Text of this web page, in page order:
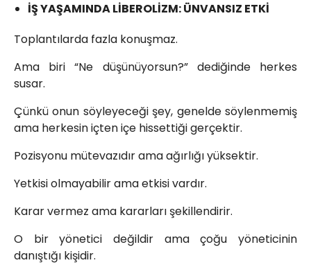
İŞ YAŞAMINDA LİBEROLİZM: ÜNVANSIZ ETKİ
Toplantılarda fazla konuşmaz.
Ama biri “Ne düşünüyorsun?” dediğinde herkes
susar.
Çünkü onun söyleyeceği şey, genelde söylenmemiş
ama herkesin içten içe hissettiği gerçektir.
Pozisyonu mütevazıdır ama ağırlığı yüksektir.
Yetkisi olmayabilir ama etkisi vardır.
Karar vermez ama kararları şekillendirir.
O bir yönetici değildir ama çoğu yöneticinin
danıştığı kişidir.